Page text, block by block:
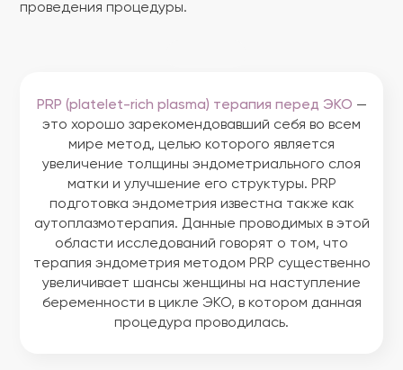
проведения процедуры.
PRP (platelet-rich plasma) терапия перед ЭКО —
это хорошо зарекомендовавший себя во всем
мире метод, целью которого является
увеличение толщины эндометриального слоя
матки и улучшение его структуры. PRP
подготовка эндометрия известна также как
аутоплазмотерапия. Данные проводимых в этой
области исследований говорят о том, что
терапия эндометрия методом PRP существенно
увеличивает шансы женщины на наступление
беременности в цикле ЭКО, в котором данная
процедура проводилась.